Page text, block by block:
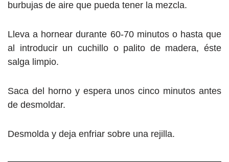
burbujas de aire que pueda tener la mezcla.
Lleva a hornear durante 60-70 minutos o hasta que
al introducir un cuchillo o palito de madera, éste
salga limpio.
Saca del horno y espera unos cinco minutos antes
de desmoldar.
Desmolda y deja enfriar sobre una rejilla.